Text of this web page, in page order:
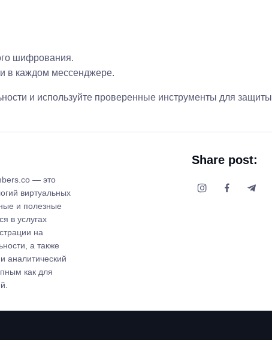
шифрования.
в каждом мессенджере.
и используйте проверенные инструменты для защиты
— это
виртуальных
и полезные
в услугах
на
а также
аналитический
как для
Share post: